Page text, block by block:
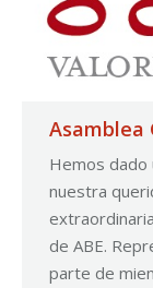
Asamblea
Hemos dado
nuestra
de ABE.
parte de